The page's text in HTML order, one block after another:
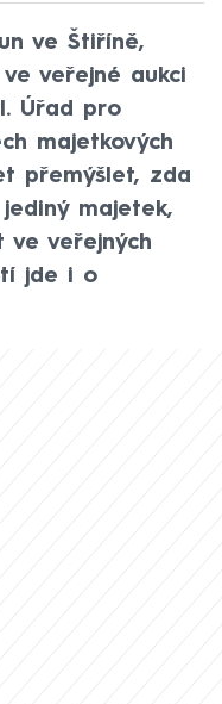
ve Štiříně,
veřejné aukci
Úřad pro
majetkových
přemýšlet, zda
majetek,
veřejných
jde i o